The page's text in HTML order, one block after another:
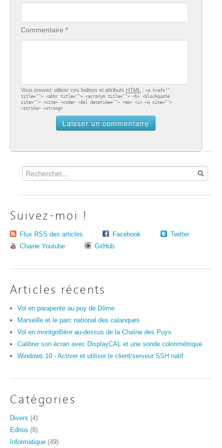
Commentaire
Vous pouvez utiliser ces balises et attributs HTML : <a href=""
title=""> <abbr title=""> <acronym title=""> <b> <blockquote
cite=""> <cite> <code> <del datetime=""> <em> <i> <q cite="">
<strike> <strong>
Suivez-moi !
Flux RSS des articles Facebook
Twitter
Chaine Youtube
GitHub
Articles récents
Vol en parapente au puy de Dôme
Marseille et le parc national des calanques
Vol en montgolfière au-dessus de la Chaîne des Puys
Calibrer son écran avec DisplayCAL et une sonde colorimétrique
Windows 10 - Activer et utiliser le client/serveur SSH natif
Catégories
Divers (4)
Editos (8)
Informatique (49)